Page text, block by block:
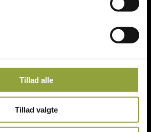
Tillad alle
Tillad valgte
89